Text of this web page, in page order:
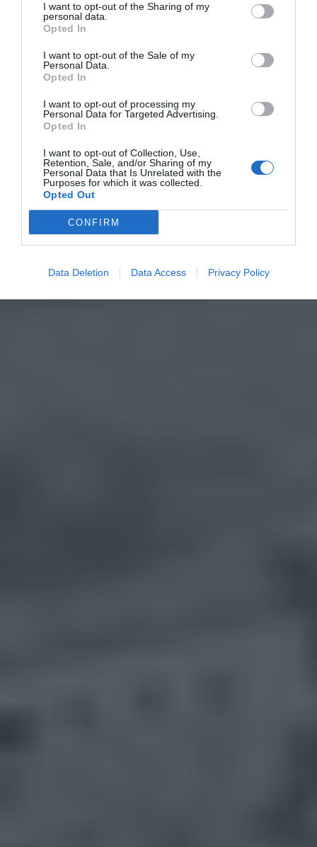
I want to opt-out of the Sharing of my
personal data.
Opted In
I want to opt-out of the Sale of my
Personal Data.
Opted In
I want to opt-out of processing my
Personal Data for Targeted Advertising.
Opted In
I want to opt-out of Collection, Use,
Retention, Sale, and/or Sharing of my
Personal Data that Is Unrelated with the
Purposes for which it was collected.
Opted Out
CONFIRM
Data Deletion Data Access Privacy Policy